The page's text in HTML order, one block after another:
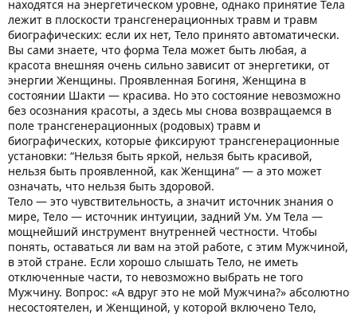
находятся на энергетическом уровне, однако принятие Тела
лежит в плоскости трансгенерационных травм и травм
биографических: если их нет, Тело принято автоматически.
Вы сами знаете, что форма Тела может быть любая, а
красота внешняя очень сильно зависит от энергетики, от
энергии Женщины. Проявленная Богиня, Женщина в
состоянии Шакти — красива. Но это состояние невозможно
без осознания красоты, а здесь мы снова возвращаемся в
поле трансгенерационных (родовых) травм и
биографических, которые фиксируют трансгенерационные
установки: “Нельзя быть яркой, нельзя быть красивой,
нельзя быть проявленной, как Женщина” — а это может
означать, что нельзя быть здоровой.
Тело — это чувствительность, а значит источник знания о
мире, Тело — источник интуиции, задний Ум. Ум Тела —
мощнейший инструмент внутренней честности. Чтобы
понять, оставаться ли вам на этой работе, с этим Мужчиной,
в этой стране. Если хорошо слышать Тело, не иметь
отключенные части, то невозможно выбрать не того
Мужчину. Вопрос: «А вдруг это не мой Мужчина?» абсолютно
несостоятелен, и Женщиной, у которой включено Тело,